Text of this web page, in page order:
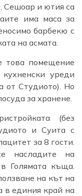
Сешоар и ютия са
има маса за
барбекю с
на асмата.
това помещение
уреди
от Студиото). Но
за хранене.
(без
и Суита с
за 8 гости.
насладите на
Голямата къща.
на кът на
в единия край на